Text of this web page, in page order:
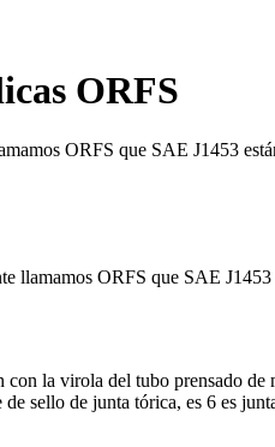
ORFS
ORFS que SAE J1453
ORFS que SAE
la virola del tubo prensado
sello de junta tórica, es 6 es